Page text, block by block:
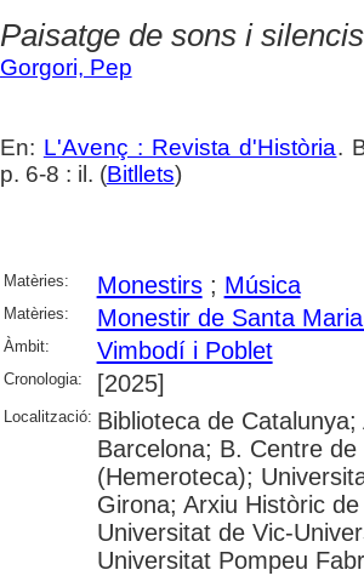
Paisatge de sons i silencis
Gorgori, Pep
En: L'Avenç : Revista d'Història.
p. 6-8 : il. (Bitllets)
Matèries: Monestirs; Música
Matèries: Monestir de Santa
Àmbit: Vimbodí i Poblet
Cronologia: [2025]
Localització: Biblioteca de
Barcelona; B. Centre
(Hemeroteca);
Girona; Arxiu Històric
Universitat de Vic-
Universitat Pompeu